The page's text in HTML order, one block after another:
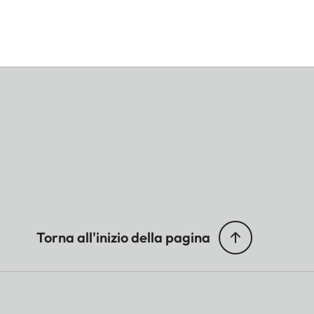
Torna all'inizio della pagina